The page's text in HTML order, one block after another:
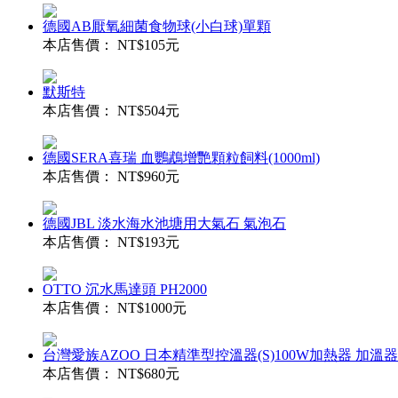
德國AB厭氧細菌食物球(小白球)單顆
本店售價： NT$105元
默斯特
本店售價： NT$504元
德國SERA喜瑞 血鸚鵡增艷顆粒飼料(1000ml)
本店售價： NT$960元
德國JBL 淡水海水池塘用大氣石 氣泡石
本店售價： NT$193元
OTTO 沉水馬達頭 PH2000
本店售價： NT$1000元
台灣愛族AZOO 日本精準型控溫器(S)100W加熱器 加溫
本店售價： NT$680元